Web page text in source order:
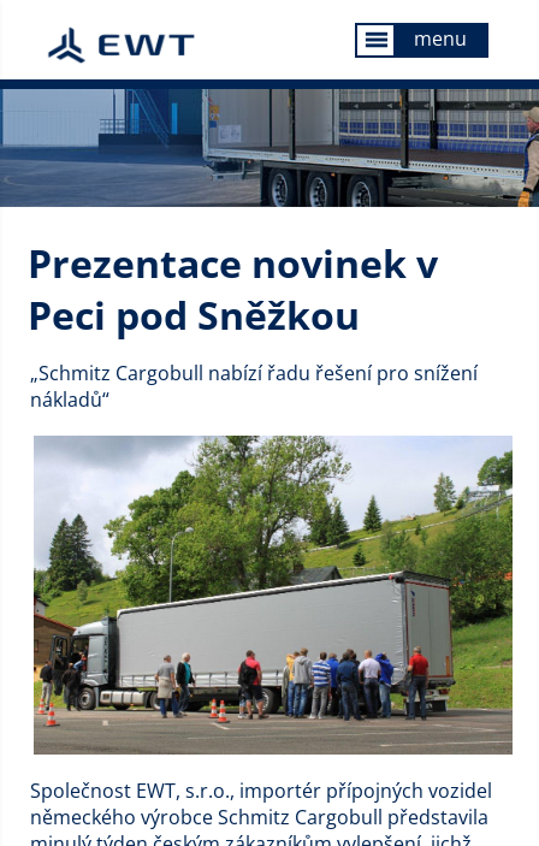
menu menu
Prezentace novinek v
Peci pod Sněžkou
„Schmitz Cargobull nabízí řadu řešení pro snížení
nákladů“
Společnost EWT, s.r.o., importér přípojných vozidel
německého výrobce Schmitz Cargobull představila